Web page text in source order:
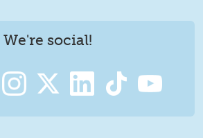
We're social!